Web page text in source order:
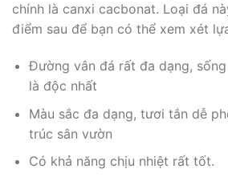
chính là canxi cacbonat. Loại đá
điểm sau để bạn có thể xem xét
Đường vân đá rất đa dạng,
là độc nhất
Màu sắc đa dạng, tươi tắn dễ
trúc sân vườn
Có khả năng chịu nhiệt rất tốt.